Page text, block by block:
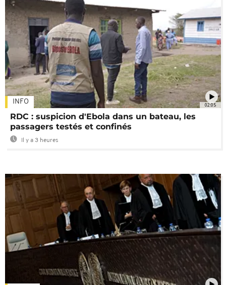
02:05
INFO
RDC : suspicion d'Ebola dans un bateau, les
passagers testés et confinés
Il y a 3 heures